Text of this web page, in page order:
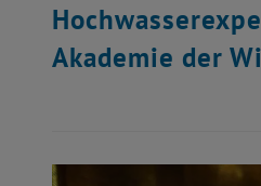
Akademie der